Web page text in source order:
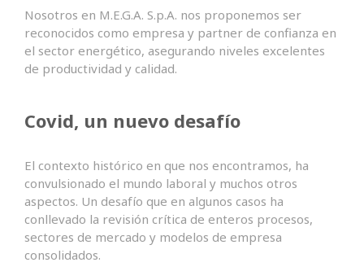
Nosotros en M.E.G.A. S.p.A. nos proponemos ser
reconocidos como empresa y partner de confianza en
el sector energético, asegurando niveles excelentes
de productividad y calidad.
Covid, un nuevo desafío
El contexto histórico en que nos encontramos, ha
convulsionado el mundo laboral y muchos otros
aspectos. Un desafío que en algunos casos ha
conllevado la revisión crítica de enteros procesos,
sectores de mercado y modelos de empresa
consolidados.